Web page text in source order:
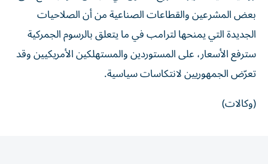
بعض المشرعين والقطاعات الصناعية من أن الصلاحيات
الجديدة التي يمنحها لترامب في ما يتعلق بالرسوم الجمركية
سترفع الأسعار، على المستوردين والمستهلكين الأمريكيين وقد
تعرّض الجمهوريين لانتكاسات سياسية.
(وكالات)